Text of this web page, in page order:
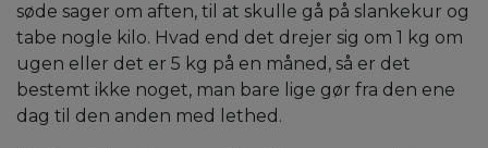
søde sager om aften, til at skulle gå på slankekur og
tabe nogle kilo. Hvad end det drejer sig om 1 kg om
ugen eller det er 5 kg på en måned, så er det
bestemt ikke noget, man bare lige gør fra den ene
dag til den anden med lethed.